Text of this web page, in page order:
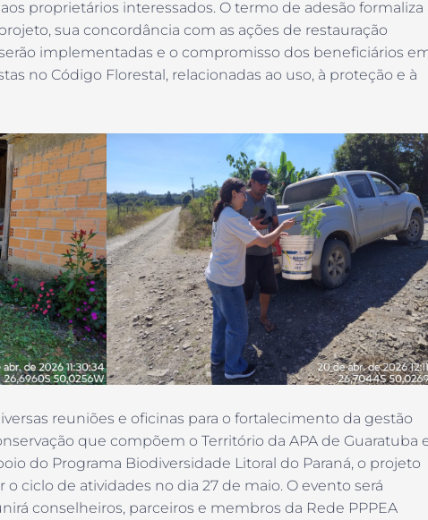
proprietários interessados. O termo de adesão formaliza
sua concordância com as ações de restauração
implementadas e o compromisso dos beneficiários
no Código Florestal, relacionadas ao uso, à proteção e à
reuniões e oficinas para o fortalecimento da gestão
que compõem o Território da APA de Guaratuba
do Programa Biodiversidade Litoral do Paraná, o projeto
ciclo de atividades no dia 27 de maio. O evento será
conselheiros, parceiros e membros da Rede PPPEA